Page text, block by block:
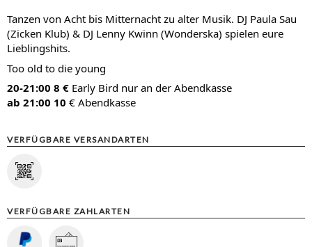
Tanzen von Acht bis Mitternacht zu alter Musik. DJ Paula Sau
(Zicken Klub) & DJ Lenny Kwinn (Wonderska) spielen eure
Lieblingshits.
Too old to die young
20-21:00 8 € Early Bird nur an der Abendkasse
ab 21:00 10 € Abendkasse
VERFÜGBARE VERSANDARTEN
VERFÜGBARE ZAHLARTEN